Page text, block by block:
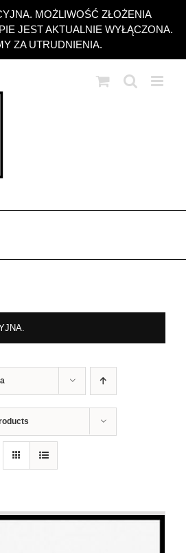
MOŻLIWOŚĆ ZŁOŻENIA
JEST AKTUALNIE WYŁĄCZONA.
ZA UTRUDNIENIA.